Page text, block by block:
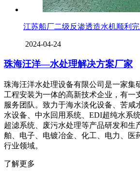
江苏船厂二级反渗透造水机顺利
2024-04-24
珠海汪洋—水处理解决方案厂家
珠海汪洋水处理设备有限公司是一家集
工程安装为一体的高新技术企业，有一
服务团队。致力于海水淡化设备、苦咸
水设备、中水回用系统、EDI超纯水系
超滤系统、废污水处理等产品研发和生
舶、电子、电镀冶金、化工、电力、医
行业领域。
了解更多